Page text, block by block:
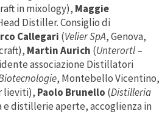
in mixology), Maggie
Distiller. Consiglio di
Callegari (Velier SpA, Genova,
Martin Aurich (Unterortl–
associazione Distillatori
, Montebello Vicentino,
lieviti), Paolo Brunello (Distilleria
e distillerie aperte, accoglienza in